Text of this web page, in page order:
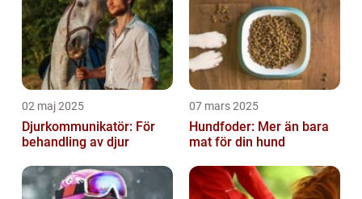
02 maj 2025
Djurkommunikatör: För
behandling av djur
07 mars 2025
Hundfoder: Mer än bara
mat för din hund